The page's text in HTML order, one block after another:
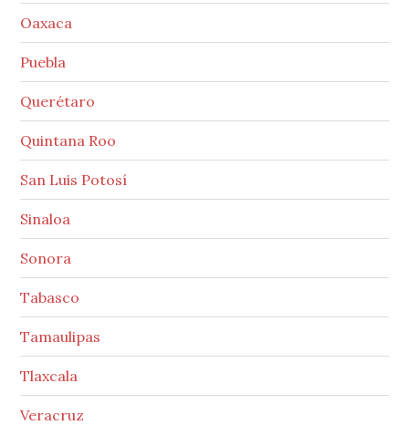
Oaxaca
Puebla
Querétaro
Quintana Roo
San Luis Potosí
Sinaloa
Sonora
Tabasco
Tamaulipas
Tlaxcala
Veracruz